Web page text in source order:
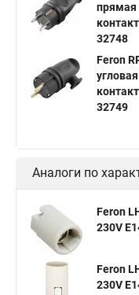
32748
Feron
32749
Аналоги по
Feron
230V
Feron
230V